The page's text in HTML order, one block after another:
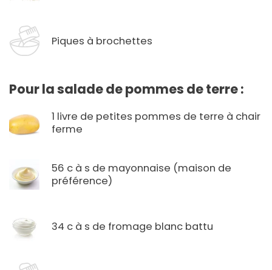
Piques à brochettes
Pour la salade de pommes de terre :
1 livre de petites pommes de terre à chair
ferme
56 c à s de mayonnaise (maison de
préférence)
34 c à s de fromage blanc battu